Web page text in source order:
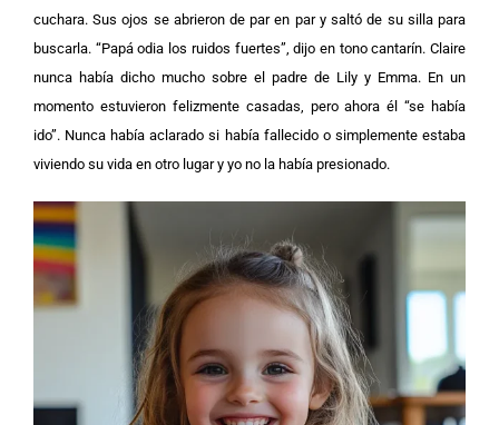
cuchara. Sus ojos se abrieron de par en par y saltó de su silla para
buscarla. “Papá odia los ruidos fuertes”, dijo en tono cantarín.Claire
nunca había dicho mucho sobre el padre de Lily y Emma. En un
momento estuvieron felizmente casadas, pero ahora él “se había
ido”. Nunca había aclarado si había fallecido o simplemente estaba
viviendo su vida en otro lugar y yo no la había presionado.